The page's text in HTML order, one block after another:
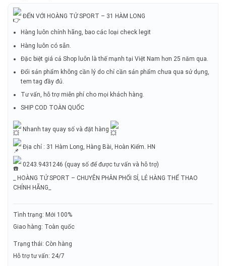
ĐẾN VỚI HOÀNG TỬ SPORT – 31 HÀM LONG
Hàng luôn chính hãng, bao các loại check legit
Hàng luôn có sẵn.
Đặc biệt giá cả Shop luôn là thế mạnh tại Việt Nam hơn 25 năm qua.
Đổi sản phẩm không cần lý do chỉ cần sản phẩm chưa qua sử dụng,
tem tag đầy đủ.
Tư vấn, hỗ trợ miễn phí cho mọi khách hàng.
SHIP COD TOÀN QUỐC
Nhanh tay quay số và đặt hàng
Địa chỉ : 31 Hàm Long, Hàng Bài, Hoàn Kiếm. HN
0243.9431246 (quay số để được tư vấn và hỗ trợ)
_ HOÀNG TỬ SPORT – CHUYÊN PHÂN PHỐI SỈ, LẺ HÀNG THỂ THAO
CHÍNH HÃNG_
Tình trạng: Mới 100%
Giao hàng: Toàn quốc
Trạng thái: Còn hàng
Hỗ trợ tư vấn: 24/7